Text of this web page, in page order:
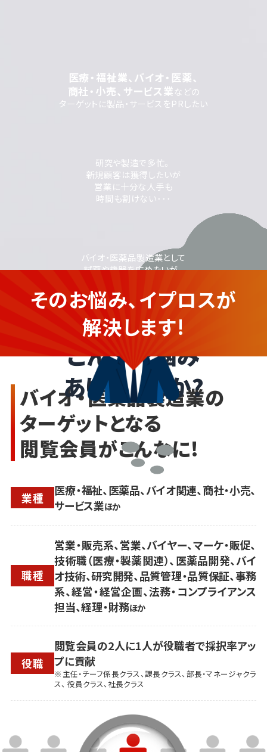
バイオ・医薬品製造業の
企業さま
こんなお悩み
ありませんか?
医療・福祉業、バイオ・医薬、
商社・小売、サービス業などの
ターゲットに製品・サービスをPRしたい
研究や製造で多忙。
新規顧客は獲得したいが
営業に十分な人手も
時間も割けない･･･
バイオ・医薬品製造業として
試薬や機器を広めたいが、
知識がなく不安...
そのお悩み、イプロスが
解決します!
バイオ・医薬品製造業の
ターゲットとなる
閲覧会員がこんなに!
業種
医療・福祉、医薬品、バイオ関連、商社・小売、
サービス業ほか
職種
営業・販売系、営業、バイヤー、マーケ・販促、
技術職（医療・製薬関連）、医薬品開発、バイ
オ技術、研究開発、品質管理・品質保証、事務
系、経営・経営企画、法務・コンプライアンス
担当、経理・財務ほか
役職
閲覧会員の2人に1人が役職者で採択率アッ
プに貢献
※主任・チーフ係長クラス、課長クラス、部長・マネージャクラ
ス、 役員クラス、社長クラス